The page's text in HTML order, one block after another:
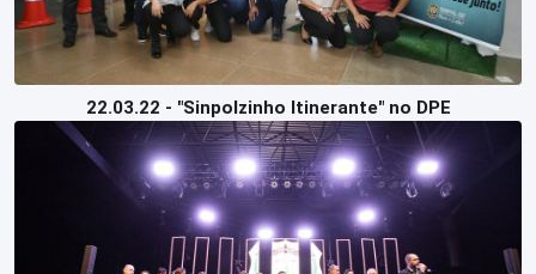
22.03.22 - "Sinpolzinho Itinerante" no DPE